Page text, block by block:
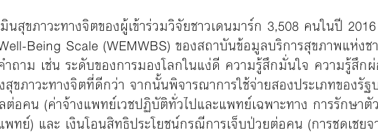
นสุขภาวะทางจิตของผู้เข้าร่วมวิจัยชาวเดนมาร์ก 3,508 คนในปี
Being Scale (WEMWBS) ของสถาบันข้อมูลบริการสุขภาพแห่ง
ถาม เช่น ระดับของการมองโลกในแง่ดี ความรู้สึกมั่นใจ ความรู้สึ
ขภาวะทางจิตที่ดีกว่า จากนั้นพิจารณาการใช้จ่ายสองประเภทของรัฐ
อคน (ค่าจ้างแพทย์เวชปฏิบัติทั่วไปและแพทย์เฉพาะทาง การรักษาตั
ทย์) และ เงินโอนสิทธิประโยชน์กรณีการเจ็บป่วยต่อคน (การชดเชย